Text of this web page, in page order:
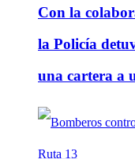
Con la
la Policía
una cartera a